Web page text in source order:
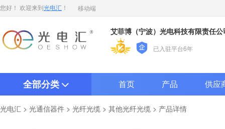
您好！ 欢迎来到 光电汇 ！ 移动端
艾菲博（宁波）光电科技有限责任公
已入驻平台6年
全部分类 首页 产品 供应
光电汇 > 光通信器件 > 光纤光缆 > 其他光纤光缆 > 产品详情